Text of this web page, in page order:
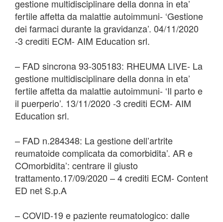
gestione multidisciplinare della donna in eta’
fertile affetta da malattie autoimmuni- ‘Gestione
dei farmaci durante la gravidanza’. 04/11/2020
-3 crediti ECM- AIM Education srl.
– FAD sincrona 93-305183: RHEUMA LIVE- La
gestione multidisciplinare della donna in eta’
fertile affetta da malattie autoimmuni- ‘Il parto e
il puerperio’. 13/11/2020 -3 crediti ECM- AIM
Education srl.
– FAD n.284348: La gestione dell’artrite
reumatoide complicata da comorbidita’. AR e
COmorbidita’: centrare il giusto
trattamento.17/09/2020 – 4 crediti ECM- Content
ED net S.p.A
– COVID-19 e paziente reumatologico: dalle